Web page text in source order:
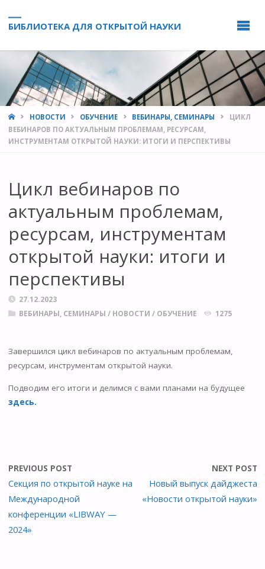
БИБЛИОТЕКА ДЛЯ ОТКРЫТОЙ НАУКИ
HOMEНОВОСТИ ОБУЧЕНИЕ ВЕБИНАРЫ, СЕМИНАРЫ
ЦИКЛ
ВЕБИНАРОВ ПО АКТУАЛЬНЫМ ПРОБЛЕМАМ, РЕСУРСАМ,
ИНСТРУМЕНТАМ ОТКРЫТОЙ НАУКИ: ИТОГИ И ПЕРСПЕКТИВЫ
Цикл вебинаров по
актуальным проблемам,
ресурсам, инструментам
открытой науки: итоги и
перспективы
27.12.2023
ВЕБИНАРЫ, СЕМИНАРЫ / НОВОСТИ / ОБУЧЕНИЕ 1275
Завершился цикл вебинаров по актуальным проблемам,
ресурсам, инструментам открытой науки.
Подводим его итоги и делимся с вами планами на будущее
здесь.
PREVIOUS POST
Секция по открытой науке на
Международной
конференции «LIBWAY —
2024»
NEXT POST
Новый выпуск дайджеста
«Новости открытой науки»